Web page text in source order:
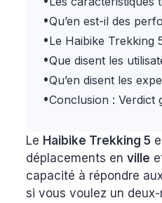
•Qu’en est-il des
•Le Haibike Trekking
•Que disent les
•Qu’en disent les
•Conclusion : Verdict
Le Haibike Trekking 5
déplacements enville
capacité à répondre
si vous voulez un